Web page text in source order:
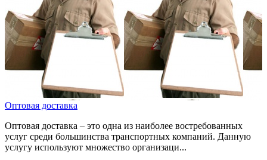
Оптовая доставка
Оптовая доставка – это одна из наиболее востребованных
услуг среди большинства транспортных компаний. Данную
услугу используют множество организаци...